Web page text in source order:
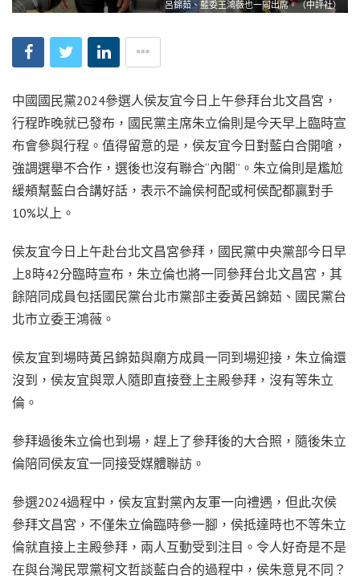
呂錦茹、藍委王鴻薇也一同出席。（中評社）
中國國民黨2024參選人侯友宜今日上午參拜台北文昌宮，
行程昨晚就已發布，國民黨主席朱立倫則是今天早上臨時宣
布會參與行程。值得留意的是，侯友宜今日對藍白合開嗆，
強調選舉不合作，選後也沒有聯合“內閣”。朱立倫則是尷尬
緩頰幫藍白合講好話，表示不論侯柯配或柯侯配都贏對手
10%以上。
侯友宜今日上午赴台北文昌宮參拜，國民黨中央黨部今日早
上8時42分臨時宣布，朱立倫也將一同參拜台北文昌宮，其
餘陪同成員包括國民黨台北市黨部主委黃呂錦茹、國民黨台
北市立委王鴻薇。
侯友宜到場時黃呂錦茹與廟方成員一同到場迎接，朱立倫還
沒到，侯友宜與眾人隨即直接登上主殿參拜，沒有等朱立
倫。
參拜過後朱立倫也到場，趕上了參拜後的大合照，隨後朱立
倫陪同侯友宜一同接受媒體聯訪。
參選2024過程中，侯友宜對黨內友軍一向禮遇，但此次侯
參拜文昌宮，不僅朱立倫臨時參一腳，侯抵達時也不等朱立
倫就直接上主殿參拜，兩人互動受到注目。令人好奇是不是
在與台灣民眾黨柯文哲談藍白合的過程中，侯朱意見不同？